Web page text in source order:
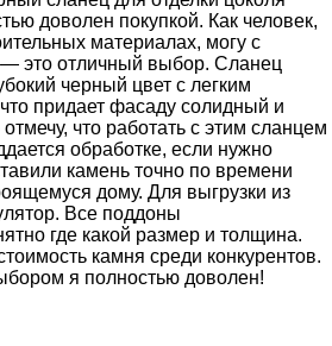
доволен покупкой. Как человек,
материалах, могу с
— это отличный выбор. Сланец
черный цвет с легким
придает фасаду солидный и
что работать с этим сланцем
обработке, если нужно
камень точно по времени
дому. Для выгрузки из
Все поддоны
где какой размер и толщина.
камня среди конкурентов.
я полностью доволен!